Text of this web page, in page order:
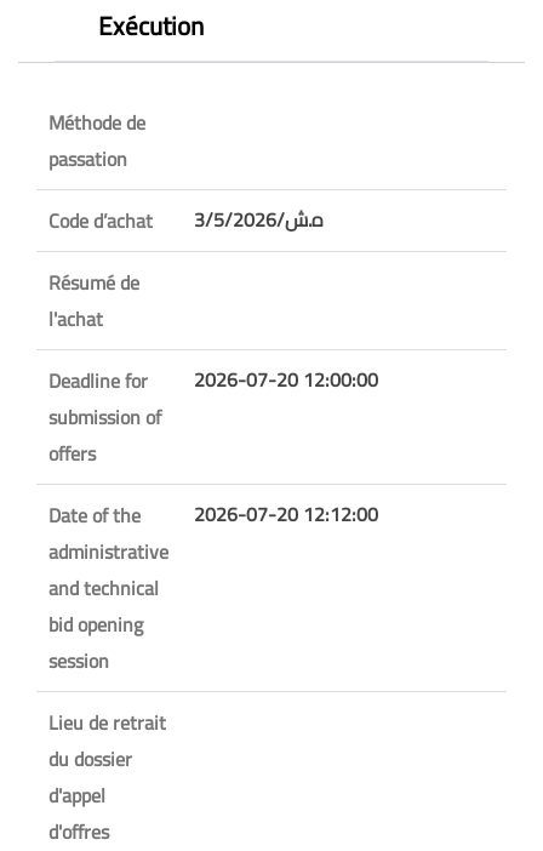
Exécution
Méthode de
passation
Code d’achat
3/5/ه.ش/2026
Résumé de
l'achat
Deadline for
submission of
offers
2026-07-20 12:00:00
Date of the
administrative
and technical
bid opening
session
2026-07-20 12:12:00
Lieu de retrait
du dossier
d'appel
d'offres